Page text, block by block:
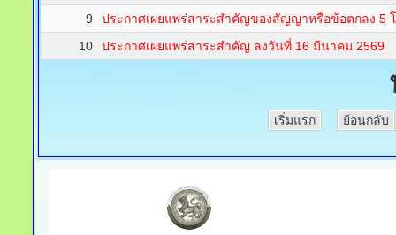
9
ประกาศเผยแพร่สาระสำคัญของสัญญาหรือข้อตกลง 5
10
ประกาศเผยแพร่สาระสำคัญ ลงวันที่ 16 มีนาคม 2569
เริ่มแรก ย้อนกลับ